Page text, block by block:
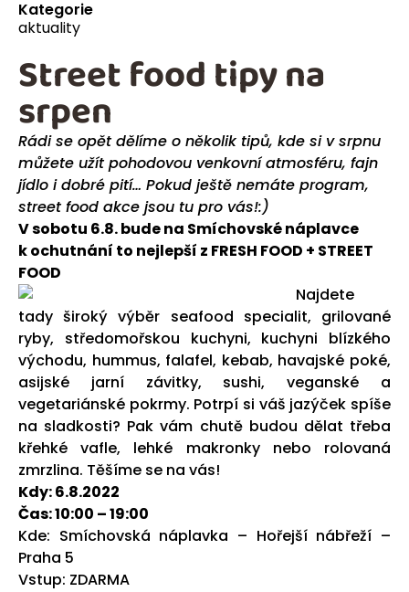
Kategorie
aktuality
Rádi se opět dělíme o několik tipů, kde si v srpnu
můžete užít pohodovou venkovní atmosféru, fajn
jídlo i dobré pití… Pokud ještě nemáte program,
street food akce jsou tu pro vás!:)
V sobotu 6.8. bude na Smíchovské náplavce
k ochutnání to nejlepší z FRESH FOOD + STREET
FOOD
Najdete
tady široký výběr seafood specialit, grilované
ryby, středomořskou kuchyni, kuchyni blízkého
východu, hummus, falafel, kebab, havajské poké,
asijské jarní závitky, sushi, veganské a
vegetariánské pokrmy. Potrpí si váš jazýček spíše
na sladkosti? Pak vám chutě budou dělat třeba
křehké vafle, lehké makronky nebo rolovaná
zmrzlina. Těšíme se na vás!
Kdy: 6.8.2022
Čas: 10:00 – 19:00
Kde: Smíchovská náplavka – Hořejší nábřeží –
Praha 5
Vstup: ZDARMA
Street food tipy na
srpen